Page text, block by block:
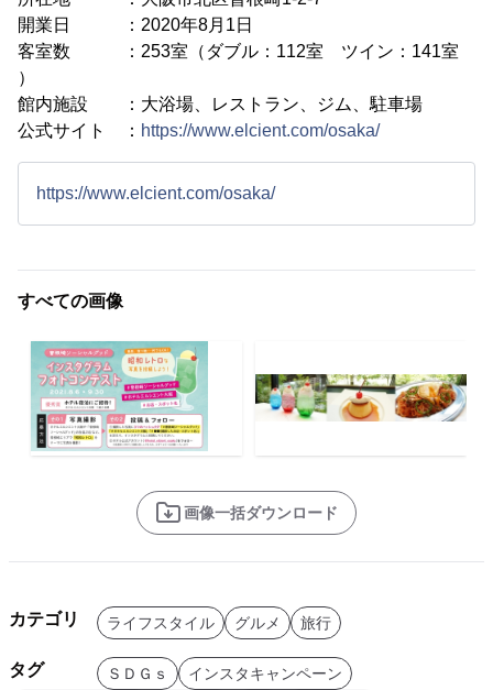
開業日 ：2020年8月1日
客室数 ：253室（ダブル：112室 ツイン：141室
）
館内施設 ：大浴場、レストラン、ジム、駐車場
公式サイト ： https://www.elcient.com/osaka/
https://www.elcient.com/osaka/
すべての画像
画像一括ダウンロード
カテゴリ ライフスタイル グルメ 旅行
タグ ＳＤＧｓ
インスタキャンペーン